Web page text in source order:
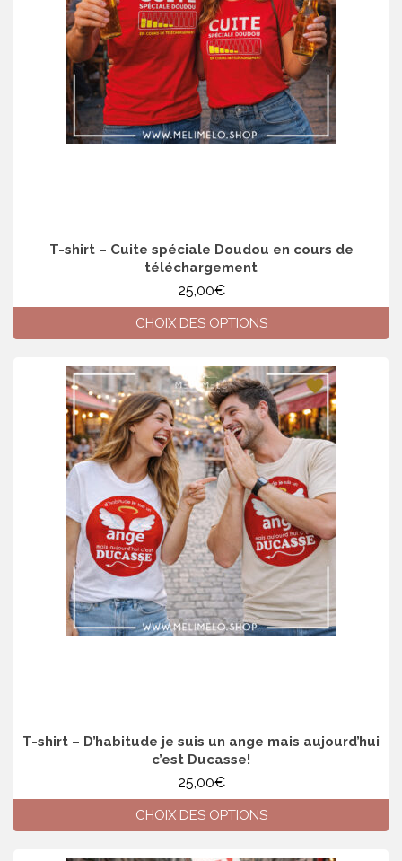
choisies
sur
la
page
du
produit
T-shirt – Cuite spéciale Doudou en cours de
téléchargement
25,00€
CHOIX DES OPTIONS
produit
a
plusieurs
variations.
Les
options
peuvent
être
choisies
sur
la
page
du
produit
T-shirt – D’habitude je suis un ange mais aujourd’hui
c’est Ducasse!
25,00€
CHOIX DES OPTIONS
produit